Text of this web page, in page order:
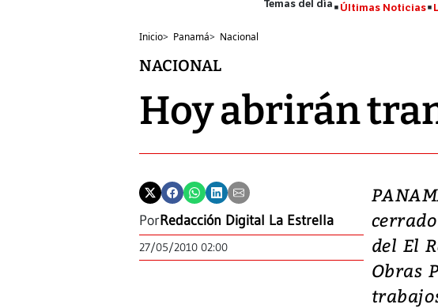
Últimas Noticias
Inicio> Panamá> Nacional
NACIONAL
Hoy abrirán
PorRedacción Digital La Estrella
27/05/2010 02:00
del El
Obras